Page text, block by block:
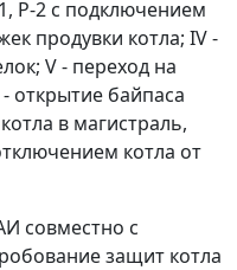
Р-2 с подключением
продувки котла; IV -
V - переход на
открытие байпаса
в магистраль,
котла от
совместно с
защит котла